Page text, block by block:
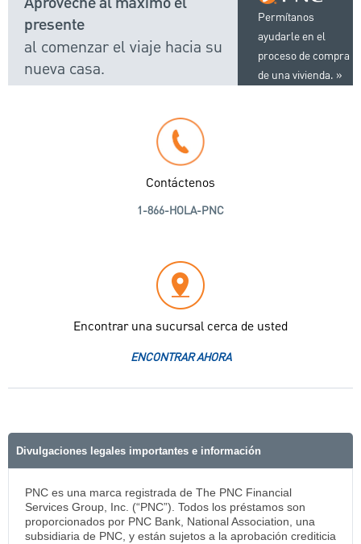
Permítanos
ayudarle en el
proceso de compra
de una vivienda.
presente
al comenzar el viaje hacia su
nueva casa.
Contáctenos
1-866-HOLA-PNC
Encontrar una sucursal cerca de usted
ENCONTRAR AHORA
Divulgaciones legales importantes e información
PNC es una marca registrada de The PNC Financial
Services Group, Inc. (“PNC”). Todos los préstamos son
proporcionados por PNC Bank, National Association, una
subsidiaria de PNC, y están sujetos a la aprobación crediticia